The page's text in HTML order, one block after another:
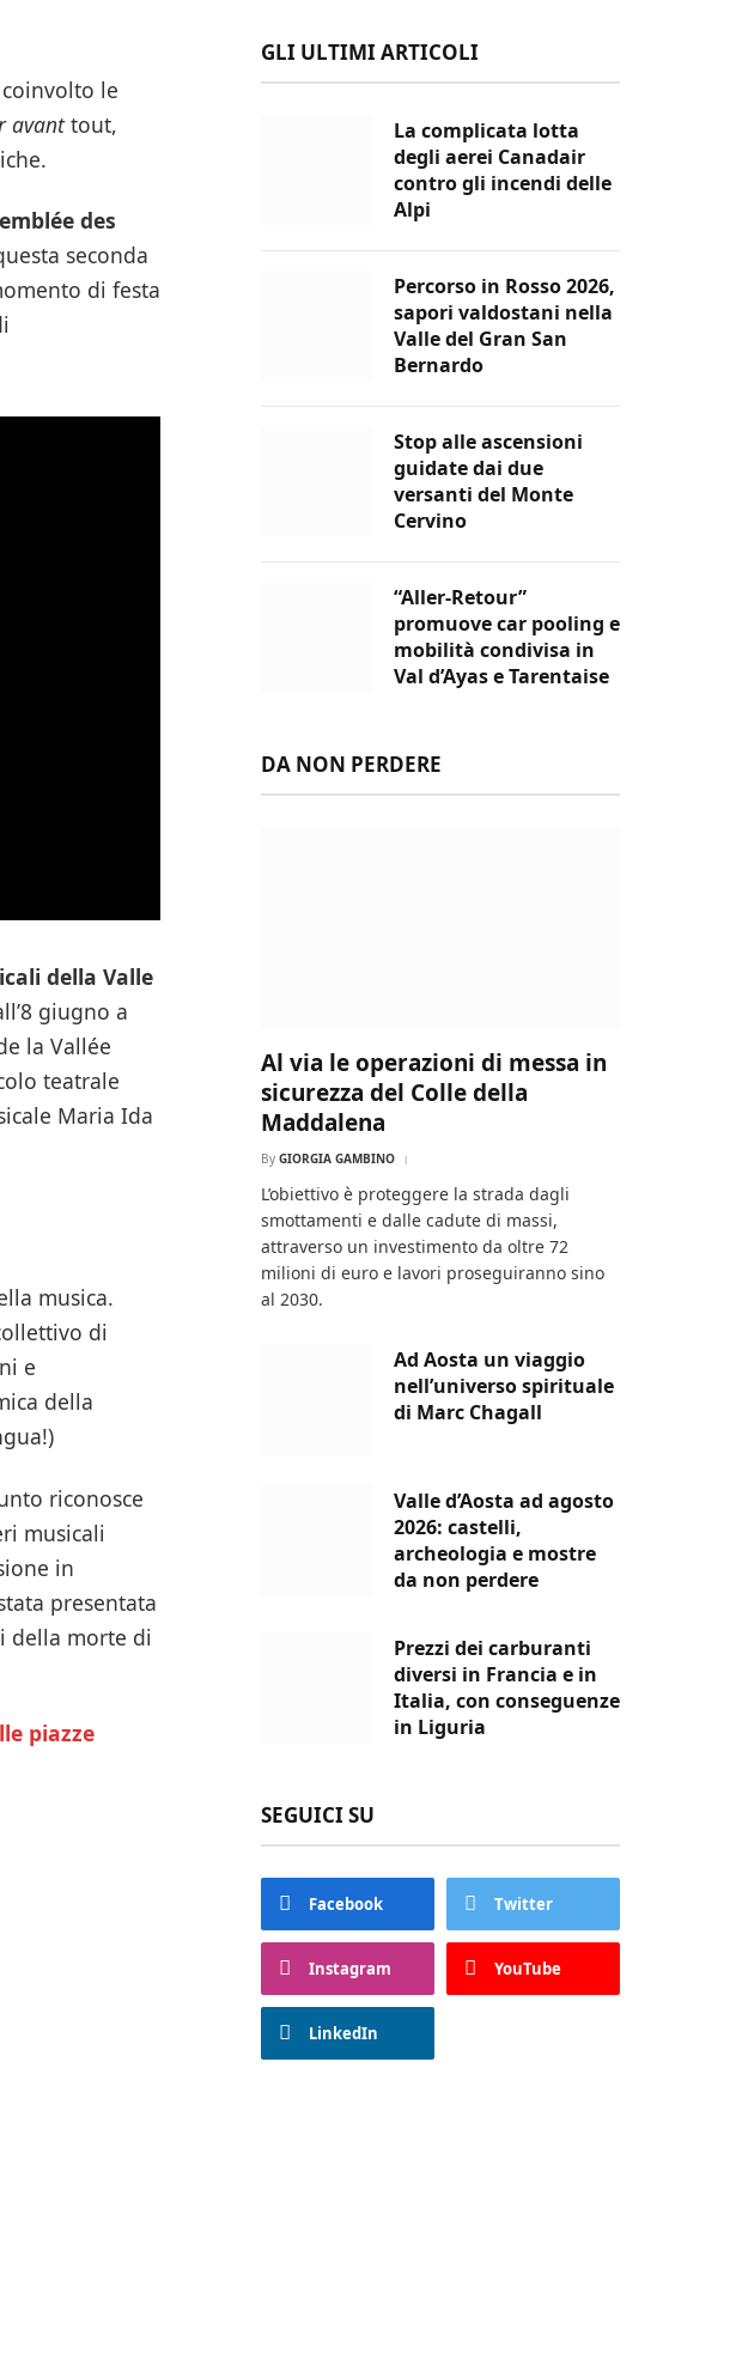
le
avanttout,
des
seconda
di festa
della Valle
giugno a
la Vallée
teatrale
Maria Ida
musica.
di
e
della
riconosce
musicali
in
presentata
della morte di
piazze
GLI ULTIMI ARTICOLI
La complicata lotta
degli aerei Canadair
contro gli incendi delle
Alpi
Percorso in Rosso 2026,
sapori valdostani nella
Valle del Gran San
Bernardo
Stop alle ascensioni
guidate dai due
versanti del Monte
Cervino
“Aller-Retour”
promuove car pooling e
mobilità condivisa in
Val d’Ayas e Tarentaise
DA NON PERDERE
Al via le operazioni di messa in
sicurezza del Colle della
Maddalena
By GIORGIA GAMBINO
L’obiettivo è proteggere la strada dagli
smottamenti e dalle cadute di massi,
attraverso un investimento da oltre 72
milioni di euro e lavori proseguiranno sino
al 2030.
Ad Aosta un viaggio
nell’universo spirituale
di Marc Chagall
Valle d’Aosta ad agosto
2026: castelli,
archeologia e mostre
da non perdere
Prezzi dei carburanti
diversi in Francia e in
Italia, con conseguenze
in Liguria
SEGUICI SU
Facebook Twitter
Instagram YouTube
LinkedIn